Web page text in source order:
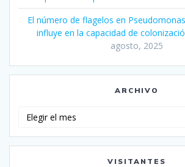
El número de flagelos en
influye en la capacidad de
agosto, 2025
ARCHIVO
VISITANTES